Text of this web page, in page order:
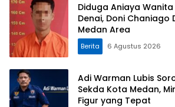
Diduga Aniaya Wanita
Denai, Doni Chaniago
Medan Area
Berita 6 Agustus 2026
Adi Warman Lubis
Sekda Kota Medan,
Figur yang Tepat